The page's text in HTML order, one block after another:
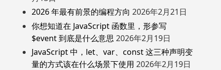
2026 年最有前景的编程方向 2026年2月21日
你想知道在 JavaScript 函数里，形参写
$event 到底是什么意思 2026年2月19日
JavaScript 中，let、var、const 这三种声明变
量的方式该在什么场景下使用 2026年2月19日